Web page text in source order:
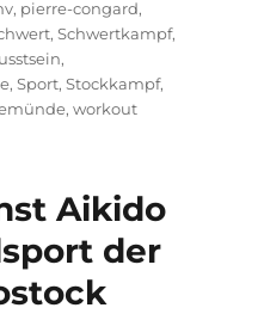
, pierre-congard,
,Schwertkampf,
,
,Sport,Stockkampf,
,workout
Aikido
der